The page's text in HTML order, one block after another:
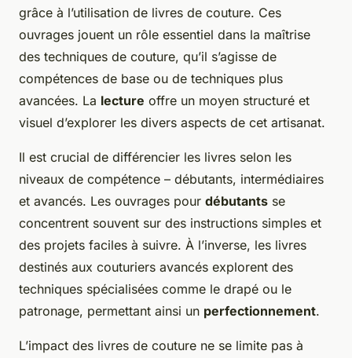
grâce à l’utilisation de livres de couture. Ces
ouvrages jouent un rôle essentiel dans la maîtrise
des techniques de couture, qu’il s’agisse de
compétences de base ou de techniques plus
avancées. La lecture offre un moyen structuré et
visuel d’explorer les divers aspects de cet artisanat.
Il est crucial de différencier les livres selon les
niveaux de compétence – débutants, intermédiaires
et avancés. Les ouvrages pour débutants se
concentrent souvent sur des instructions simples et
des projets faciles à suivre. À l’inverse, les livres
destinés aux couturiers avancés explorent des
techniques spécialisées comme le drapé ou le
patronage, permettant ainsi un perfectionnement.
L’impact des livres de couture ne se limite pas à